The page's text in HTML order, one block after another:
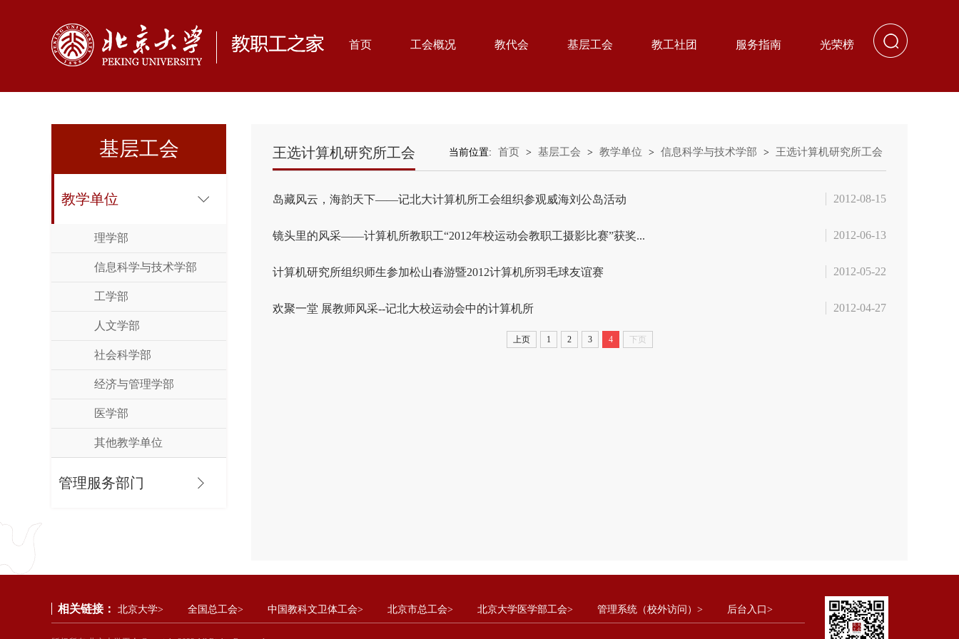
首页 工会概况 教代会 基层工会 教工社团 服务指南 光荣榜
基层工会
教学单位
理学部
信息科学与技术学部
工学部
人文学部
社会科学部
经济与管理学部
医学部
其他教学单位
管理服务部门
王选计算机研究所工会 当前位置: 首页 > 基层工会 > 教学单位 > 信息科学与技术学部 > 王选计算机研究所工会
岛藏风云，海韵天下――记北大计算机所工会组织参观威海刘公岛活动 2012-08-15
镜头里的风采――计算机所教职工“2012年校运动会教职工摄影比赛”获奖... 2012-06-13
计算机研究所组织师生参加松山春游暨2012计算机所羽毛球友谊赛 2012-05-22
欢聚一堂 展教师风采--记北大校运动会中的计算机所 2012-04-27
上页 1 2 3 4 下页
相关链接： 北京大学> 全国总工会> 中国教科文卫体工会> 北京市总工会> 北京大学医学部工会> 管理系统（校外访问）> 后台入口>